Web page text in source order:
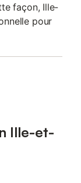
façon, Ille-
pour
Ille-et-